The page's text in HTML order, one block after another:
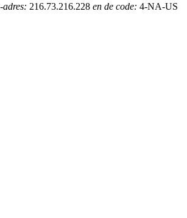
adres: 216.73.216.228 en de code: 4-NA-US